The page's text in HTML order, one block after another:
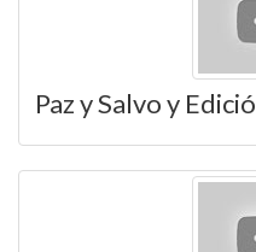
Paz y Salvo y